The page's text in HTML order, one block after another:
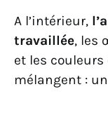
A l’intérieur,
travaillée, les
et les
mélangent :